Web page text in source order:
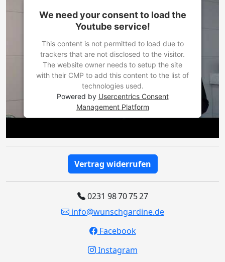
We need your consent to load the
Youtube service!
This content is not permitted to load due to
trackers that are not disclosed to the visitor.
The website owner needs to setup the site
with their CMP to add this content to the list of
technologies used.
Powered by Usercentrics Consent
Management Platform
Vertrag widerrufen
0231 98 70 75 27
info@wunschgardine.de
Facebook
Instagram